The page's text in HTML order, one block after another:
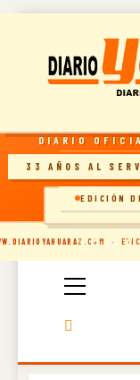
·
RESOLUCIÓN
DIARIO
33 AÑOS AL
🗞️
EDICIÓN
content